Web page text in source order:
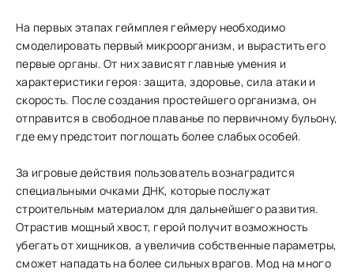
На первых этапах геймплея геймеру необходимо
смоделировать первый микроорганизм, и вырастить его
первые органы. От них зависят главные умения и
характеристики героя: защита, здоровье, сила атаки и
скорость. После создания простейшего организма, он
отправится в свободное плаванье по первичному бульону,
где ему предстоит поглощать более слабых особей.
За игровые действия пользователь вознаградится
специальными очками ДНК, которые послужат
строительным материалом для дальнейшего развития.
Отрастив мощный хвост, герой получит возможность
убегать от хищников, а увеличив собственные параметры,
сможет нападать на более сильных врагов. Мод на много